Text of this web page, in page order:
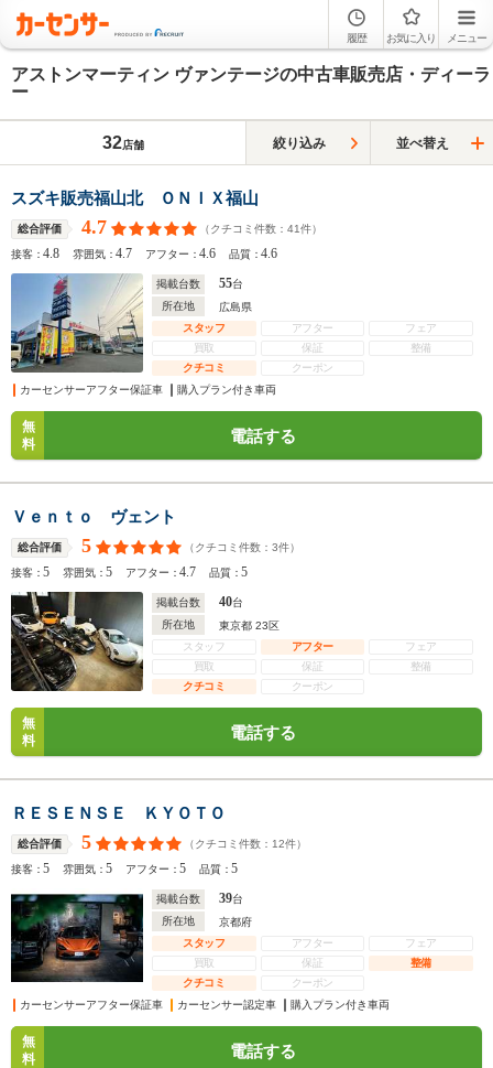
履歴 お気に入り メニュー
アストンマーティン ヴァンテージの中古車販売店・ディーラ
ー
32店舗 絞り込み 並べ替え
スズキ販売福山北 ＯＮＩＸ福山
総合評価 4.7 （クチコミ件数： 41件）
接客：4.8 雰囲気：4.7 アフター：4.6 品質：4.6
掲載台数 55台
所在地
広島県
スタッフ
アフター
フェア
買取
保証
整備
クチコミ
クーポン
カーセンサーアフター保証車
購入プラン付き車両
無
料
電話する
Ｖｅｎｔｏ ヴェント
総合評価 5 （クチコミ件数： 3件）
接客：5 雰囲気：5 アフター：4.7 品質：5
掲載台数 40台
所在地
東京都 23区
スタッフ
アフター
フェア
買取
保証
整備
クチコミ
クーポン
無
料
電話する
ＲＥＳＥＮＳＥ ＫＹＯＴＯ
総合評価 5 （クチコミ件数： 12件）
接客：5 雰囲気：5 アフター：5 品質：5
掲載台数 39台
所在地
京都府
スタッフ
アフター
フェア
買取
保証
整備
クチコミ
クーポン
カーセンサーアフター保証車
カーセンサー認定車 購入プラン付き車両
無
料
電話する